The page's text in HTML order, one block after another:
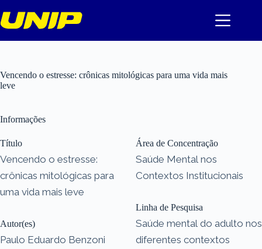
para
o
Vencendo o estresse: crônicas mitológicas para uma vida mais
leve
Informações
Título
Vencendo o estresse:
crônicas mitológicas para
uma vida mais leve
Autor(es)
Paulo Eduardo Benzoni
Área de Concentração
Saúde Mental nos
Contextos Institucionais
Linha de Pesquisa
Saúde mental do adulto nos
diferentes contextos